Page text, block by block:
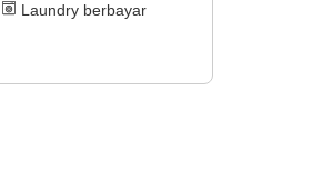
Laundry berbayar